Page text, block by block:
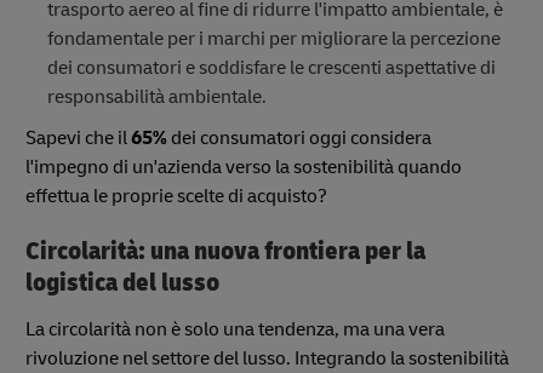
trasporto aereo al fine di ridurre l'impatto ambientale, è
fondamentale per i marchi per migliorare la percezione
dei consumatori e soddisfare le crescenti aspettative di
responsabilità ambientale.
Sapevi che il65% dei consumatori oggi considera
l'impegno di un'azienda verso la sostenibilità quando
effettua le proprie scelte di acquisto?
Circolarità: una nuova frontiera per la
logistica del lusso
La circolarità non è solo una tendenza, ma una vera
rivoluzione nel settore del lusso. Integrando la sostenibilità